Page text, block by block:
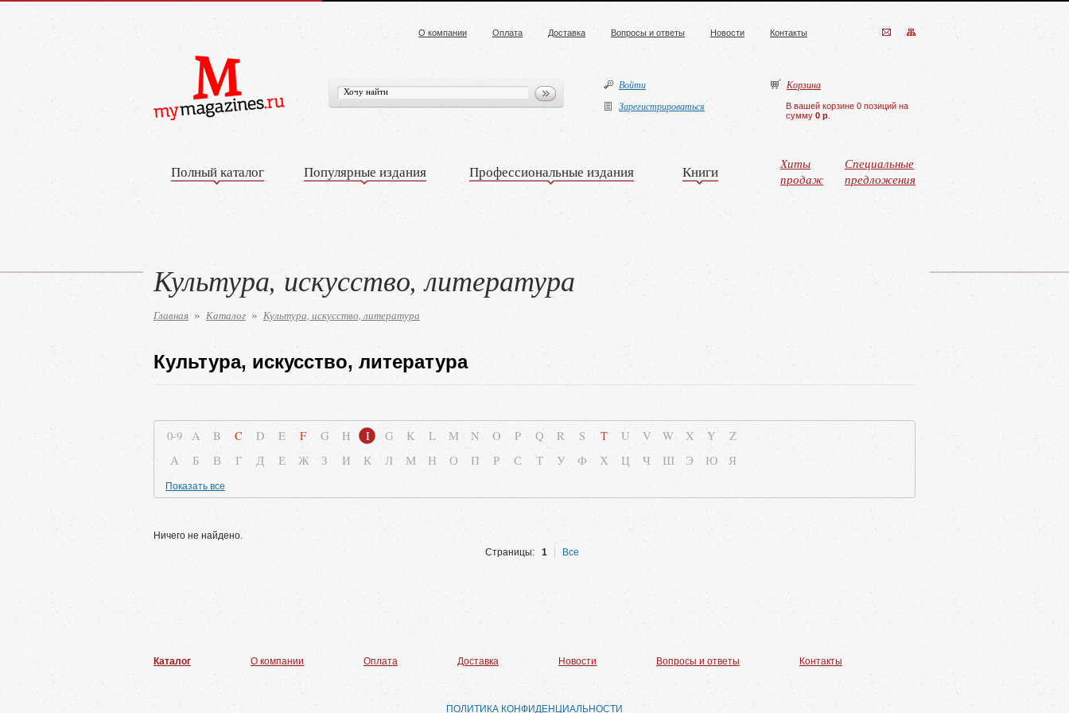
О компании Оплата Доставка Вопросы и ответы Новости Контакты
Войти
Зарегистрироваться
Корзина
В вашей корзине 0 позиций на
сумму 0 р
Полный каталог Популярные издания Профессиональные издания Книги
Хиты
продаж
Специальные
предложения
Культура, искусство, литература
Главная » Каталог » Культура, искусство, литература
Культура, искусство, литература
0-9 A B C D E F G H I G K L M N O P Q R S T U V W X Y
Z
А
Б В Г Д Е Ж З И К Л М Н О П Р С Т У Ф Х Ц Ч Ш Э Ю Я
Показать все
Ничего не найдено.
Страницы:
1 Все
Каталог О компании Оплата Доставка Новости Вопросы и ответы Контакты
ПОЛИТИКА КОНФИДЕНЦИАЛЬНОСТИ